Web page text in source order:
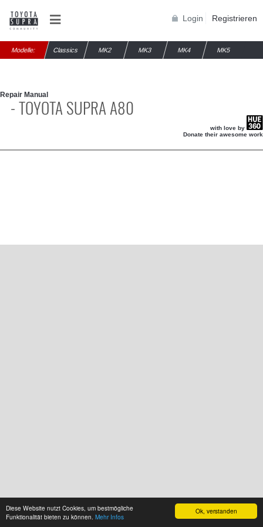
Ok, verstanden
Diese Website nutzt Cookies, um bestmögliche
Funktionalität bieten zu können. Mehr Infos
Login Registrieren
Modelle: Classics MK2 MK3 MK4 MK5
Repair Manual
- TOYOTA SUPRA A80
with love by
Donate their awesome work